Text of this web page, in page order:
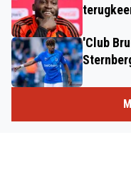
'Club